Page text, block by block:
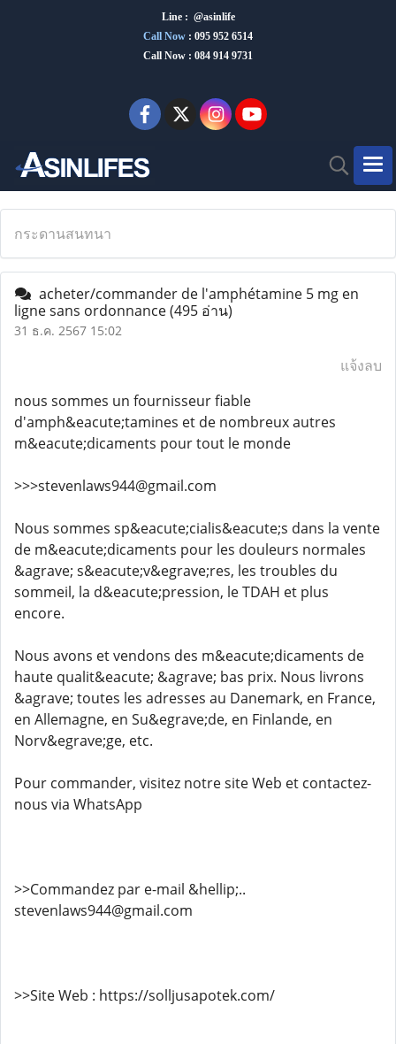
Line : @asinlife
Call Now : 095 952 6514
Call Now : 084 914 9731
กระดานสนทนา
acheter/commander de l'amphétamine 5 mg en
ligne sans ordonnance(495 อ่าน)
31 ธ.ค. 2567 15:02
แจ้งลบ
nous sommes un fournisseur fiable
d'amph&eacute;tamines et de nombreux autres
m&eacute;dicaments pour tout le monde
>>>stevenlaws944@gmail.com
Nous sommes sp&eacute;cialis&eacute;s dans la vente
de m&eacute;dicaments pour les douleurs normales
&agrave; s&eacute;v&egrave;res, les troubles du
sommeil, la d&eacute;pression, le TDAH et plus
encore.
Nous avons et vendons des m&eacute;dicaments de
haute qualit&eacute; &agrave; bas prix. Nous livrons
&agrave; toutes les adresses au Danemark, en France,
en Allemagne, en Su&egrave;de, en Finlande, en
Norv&egrave;ge, etc.
Pour commander, visitez notre site Web et contactez-
nous via WhatsApp
>>Commandez par e-mail &hellip;..
stevenlaws944@gmail.com
>>Site Web : https://solljusapotek.com/